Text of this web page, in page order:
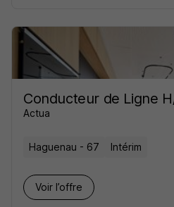
Conducteur de Ligne
Actua
Haguenau - 67 Intérim
Voir l’offre